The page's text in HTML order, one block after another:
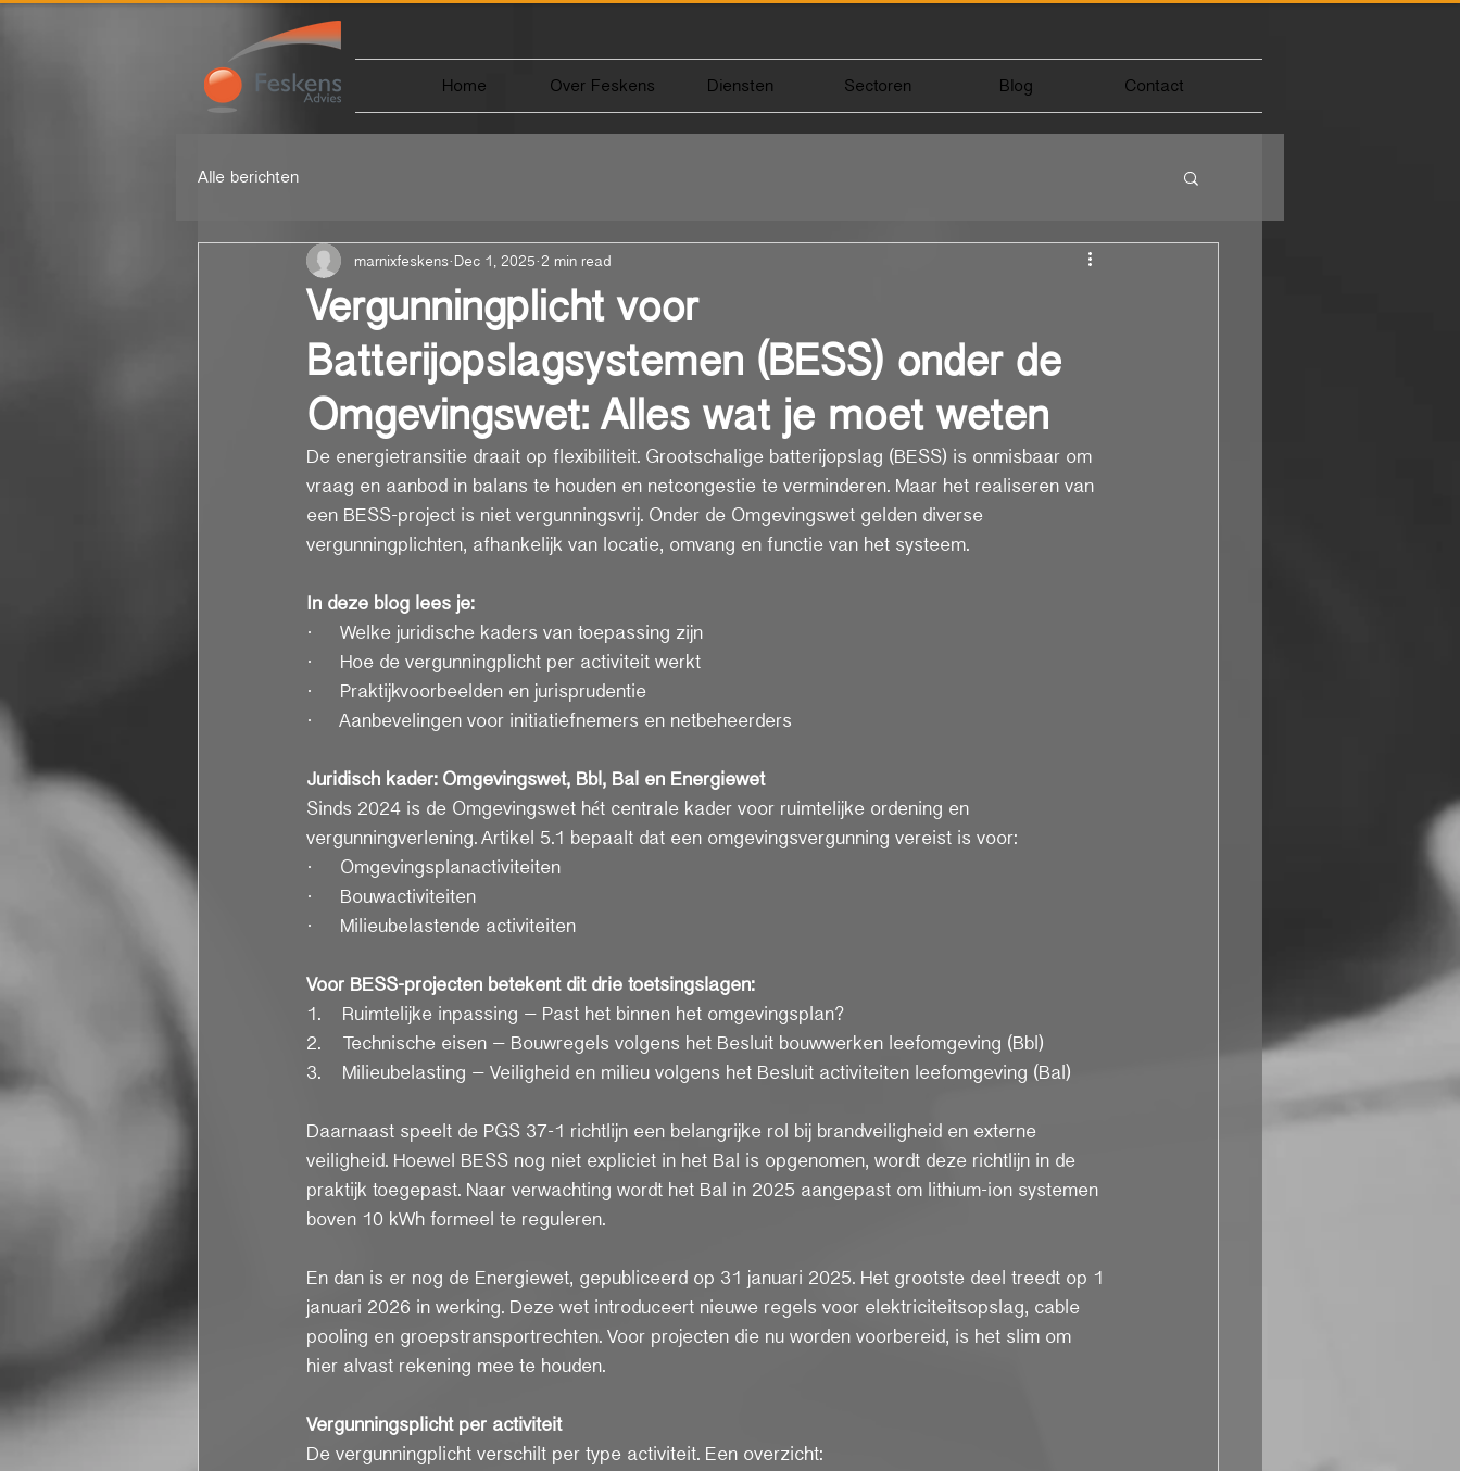
Home Over Feskens Diensten Sectoren Blog Contact
Alle berichten
Vergunningplicht voor
Batterijopslagsystemen (BESS) onder de
Omgevingswet: Alles wat je moet weten
marnixfeskens Dec 1, 2025 2 min read
De energietransitie draait op flexibiliteit. Grootschalige batterijopslag (BESS) is onmisbaar om
vraag en aanbod in balans te houden en netcongestie te verminderen. Maar het realiseren van
een BESS-project is niet vergunningsvrij. Onder de Omgevingswet gelden diverse
vergunningplichten, afhankelijk van locatie, omvang en functie van het systeem.
In deze blog lees je:
·     Welke juridische kaders van toepassing zijn
·     Hoe de vergunningplicht per activiteit werkt
·     Praktijkvoorbeelden en jurisprudentie
·     Aanbevelingen voor initiatiefnemers en netbeheerders
Juridisch kader: Omgevingswet, Bbl, Bal en Energiewet
Sinds 2024 is de Omgevingswet hét centrale kader voor ruimtelijke ordening en
vergunningverlening. Artikel 5.1 bepaalt dat een omgevingsvergunning vereist is voor:
·     Omgevingsplanactiviteiten
·     Bouwactiviteiten
·     Milieubelastende activiteiten
Voor BESS-projecten betekent dit drie toetsingslagen:
1.    Ruimtelijke inpassing – Past het binnen het omgevingsplan?
2.    Technische eisen – Bouwregels volgens het Besluit bouwwerken leefomgeving (Bbl)
3.    Milieubelasting – Veiligheid en milieu volgens het Besluit activiteiten leefomgeving (Bal)
Daarnaast speelt de PGS 37-1 richtlijn een belangrijke rol bij brandveiligheid en externe
veiligheid. Hoewel BESS nog niet expliciet in het Bal is opgenomen, wordt deze richtlijn in de
praktijk toegepast. Naar verwachting wordt het Bal in 2025 aangepast om lithium-ion systemen
boven 10 kWh formeel te reguleren.
En dan is er nog de Energiewet, gepubliceerd op 31 januari 2025. Het grootste deel treedt op 1
januari 2026 in werking. Deze wet introduceert nieuwe regels voor elektriciteitsopslag, cable
pooling en groepstransportrechten. Voor projecten die nu worden voorbereid, is het slim om
hier alvast rekening mee te houden.
Vergunningsplicht per activiteit
De vergunningplicht verschilt per type activiteit. Een overzicht: